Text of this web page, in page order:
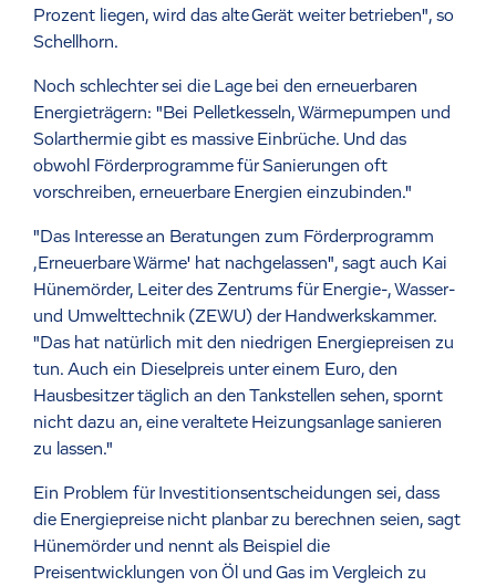
Prozent liegen, wird das alte Gerät weiter betrieben", so
Schellhorn.
Noch schlechter sei die Lage bei den erneuerbaren
Energieträgern: "Bei Pelletkesseln, Wärmepumpen und
Solarthermie gibt es massive Einbrüche. Und das
obwohl Förderprogramme für Sanierungen oft
vorschreiben, erneuerbare Energien einzubinden."
"Das Interesse an Beratungen zum Förderprogramm
,Erneuerbare Wärme' hat nachgelassen", sagt auch Kai
Hünemörder, Leiter des Zentrums für Energie-, Wasser-
und Umwelttechnik (ZEWU) der Handwerkskammer.
"Das hat natürlich mit den niedrigen Energiepreisen zu
tun. Auch ein Dieselpreis unter einem Euro, den
Hausbesitzer täglich an den Tankstellen sehen, spornt
nicht dazu an, eine veraltete Heizungsanlage sanieren
zu lassen."
Ein Problem für Investitionsentscheidungen sei, dass
die Energiepreise nicht planbar zu berechnen seien, sagt
Hünemörder und nennt als Beispiel die
Preisentwicklungen von Öl und Gas im Vergleich zu